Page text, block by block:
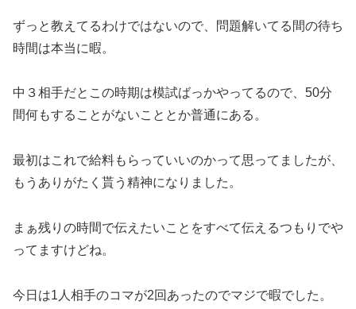
ずっと教えてるわけではないので、問題解いてる間の待ち
時間は本当に暇。
中３相手だとこの時期は模試ばっかやってるので、50分
間何もすることがないこととか普通にある。
最初はこれで給料もらっていいのかって思ってましたが、
もうありがたく貰う精神になりました。
まぁ残りの時間で伝えたいことをすべて伝えるつもりでや
ってますけどね。
今日は1人相手のコマが2回あったのでマジで暇でした。